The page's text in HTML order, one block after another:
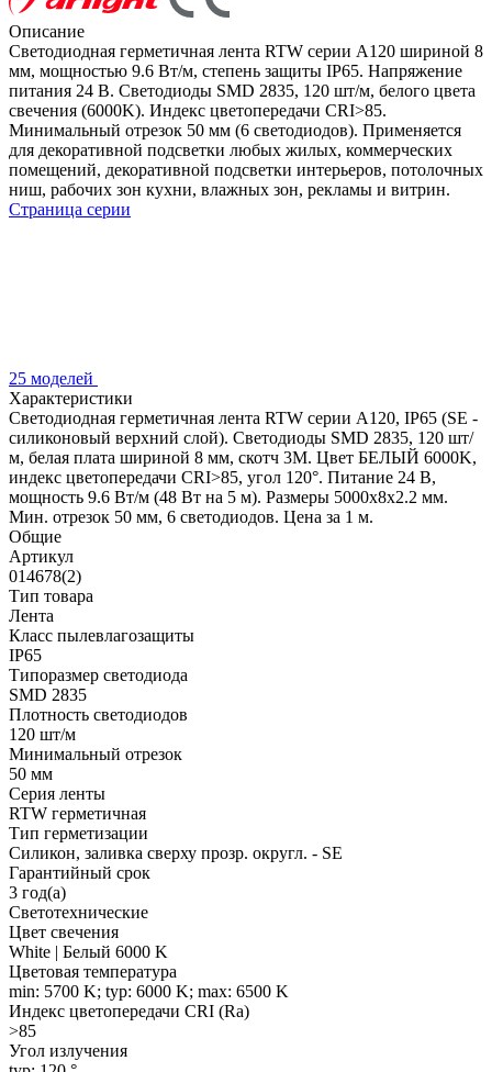
Описание
Светодиодная герметичная лента RTW серии A120 шириной 8
мм, мощностью 9.6 Вт/м, степень защиты IP65. Напряжение
питания 24 В. Светодиоды SMD 2835, 120 шт/м, белого цвета
свечения (6000K). Индекс цветопередачи CRI>85.
Минимальный отрезок 50 мм (6 светодиодов). Применяется
для декоративной подсветки любых жилых, коммерческих
помещений, декоративной подсветки интерьеров, потолочных
ниш, рабочих зон кухни, влажных зон, рекламы и витрин.
Страница серии
25 моделей
Характеристики
Светодиодная герметичная лента RTW серии A120, IP65 (SE -
силиконовый верхний слой). Светодиоды SMD 2835, 120 шт/
м, белая плата шириной 8 мм, скотч 3M. Цвет БЕЛЫЙ 6000K,
индекс цветопередачи CRI>85, угол 120°. Питание 24 В,
мощность 9.6 Вт/м (48 Вт на 5 м). Размеры 5000x8x2.2 мм.
Мин. отрезок 50 мм, 6 светодиодов. Цена за 1 м.
Общие
Артикул
014678(2)
Тип товара
Лента
Класс пылевлагозащиты
IP65
Типоразмер светодиода
SMD 2835
Плотность светодиодов
120 шт/м
Минимальный отрезок
50 мм
Серия ленты
RTW герметичная
Тип герметизации
Силикон, заливка сверху прозр. округл. - SE
Гарантийный срок
3 год(а)
Светотехнические
Цвет свечения
White | Белый 6000 K
Цветовая температура
min: 5700 K; typ: 6000 K; max: 6500 K
Индекс цветопередачи CRI (Ra)
>85
Угол излучения